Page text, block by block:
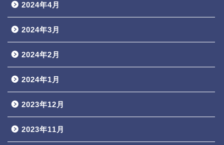
2024年4月
2024年3月
2024年2月
2024年1月
2023年12月
2023年11月